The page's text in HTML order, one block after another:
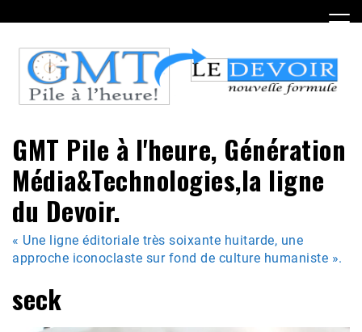
to
content
GMT Pile à l'heure, Génération
Média&Technologies,la ligne
du Devoir.
« Une ligne éditoriale très soixante huitarde, une
approche iconoclaste sur fond de culture humaniste ».
seck